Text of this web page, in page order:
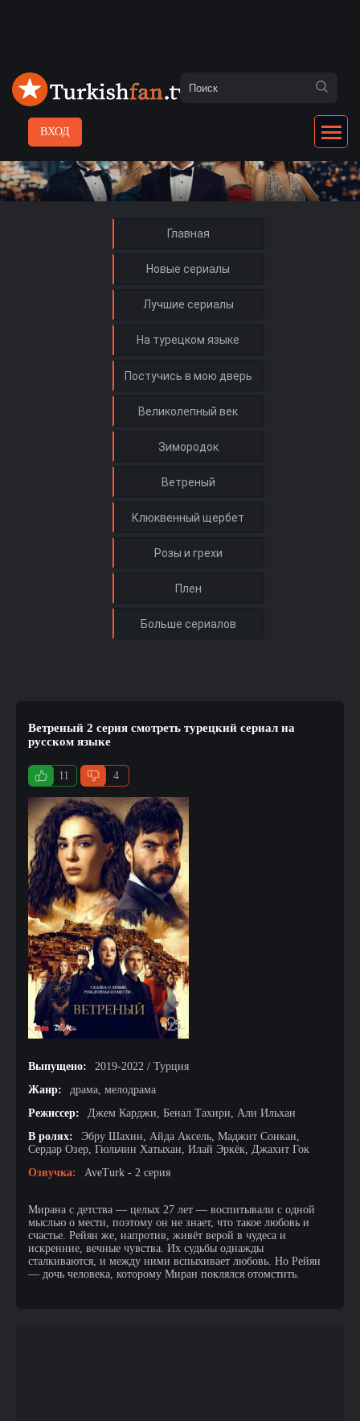
ВХОД
Главная
Новые сериалы
Лучшие сериалы
На турецком языке
Ветреный 2 серия смотреть турецкий сериал на
русском языке
11 4
Выпущено:
2019-2022 / Турция
Жанр:
драма, мелодрама
Режиссер:
Джем Карджи, Бенал Тахири, Али Ильхан
В ролях:
Эбру Шахин, Айда Аксель, Маджит Сонкан,
Сердар Озер, Гюльчин Хатыхан, Илай Эркёк, Джахит Гок
Озвучка:
AveTurk - 2 серия
Мирана с детства — целых 27 лет — воспитывали с одной
мыслью о мести, поэтому он не знает, что такое любовь и
счастье. Рейян же, напротив, живёт верой в чудеса и
искренние, вечные чувства. Их судьбы однажды
сталкиваются, и между ними вспыхивает любовь. Но Рейян
— дочь человека, которому Миран поклялся отомстить.